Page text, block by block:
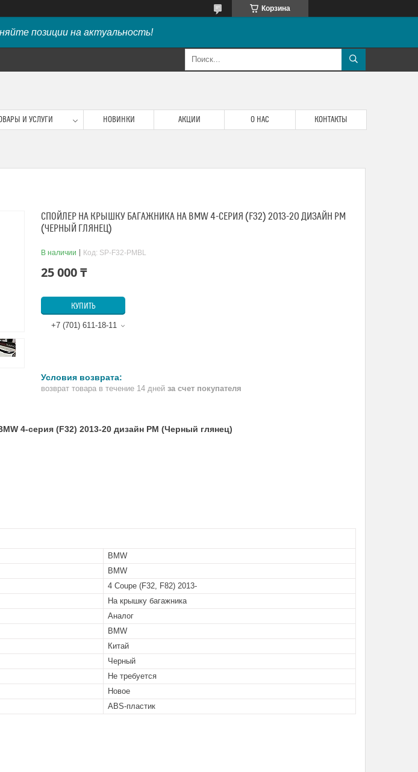
Корзина
позиции на актуальность!
И УСЛУГИ НОВИНКИ АКЦИИ О НАС КОНТАКТЫ
СПОЙЛЕР НА КРЫШКУ БАГАЖНИКА НА BMW 4-СЕРИЯ (F32) 2013-20 ДИЗАЙН PM
(ЧЕРНЫЙ ГЛЯНЕЦ)
В наличии Код: SP-F32-PMBL
25 000 ₸
КУПИТЬ
+7 (701) 611-18-11
возврат товара в течение 14 дней за счет покупателя
4-серия (F32) 2013-20 дизайн PM (Черный глянец)
BMW
BMW
4 Coupe (F32, F82) 2013-
На крышку багажника
Аналог
BMW
Китай
Черный
Не требуется
Новое
ABS-пластик